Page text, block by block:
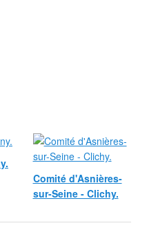
Comité d'Asnières-
sur-Seine - Clichy.